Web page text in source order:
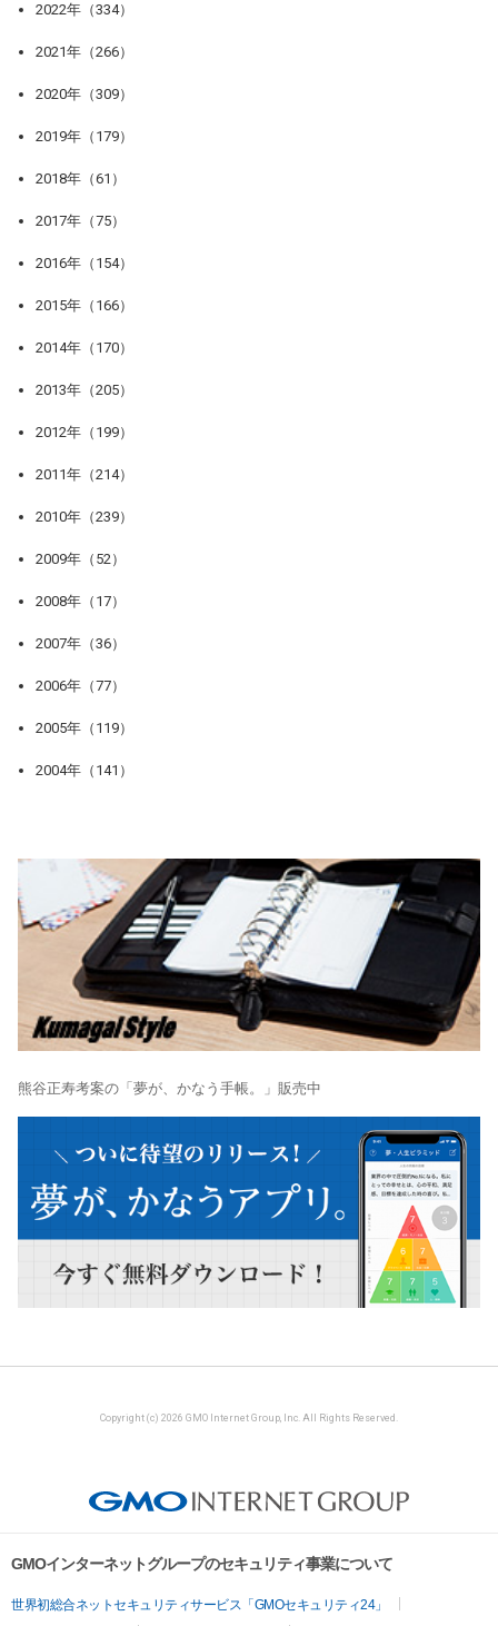
2022年（334）
2021年（266）
2020年（309）
2019年（179）
2018年（61）
2017年（75）
2016年（154）
2015年（166）
2014年（170）
2013年（205）
2012年（199）
2011年（214）
2010年（239）
2009年（52）
2008年（17）
2007年（36）
2006年（77）
2005年（119）
2004年（141）
熊谷正寿考案の「夢が、かなう手帳。」販売中
Copyright (c) 2026 GMO Internet Group, Inc. All Rights Reserved.
GMOインターネットグループのセキュリティ事業について
世界初総合ネットセキュリティサービス「GMOセキュリティ24」